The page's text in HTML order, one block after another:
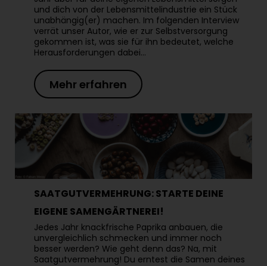
und dich von der Lebensmittelindustrie ein Stück
unabhängig(er) machen. Im folgenden Interview
verrät unser Autor, wie er zur Selbstversorgung
gekommen ist, was sie für ihn bedeutet, welche
Herausforderungen dabei…
Mehr erfahren
SAATGUTVERMEHRUNG: STARTE DEINE
EIGENE SAMENGÄRTNEREI!
Jedes Jahr knackfrische Paprika anbauen, die
unvergleichlich schmecken und immer noch
besser werden? Wie geht denn das? Na, mit
Saatgutvermehrung! Du erntest die Samen deines